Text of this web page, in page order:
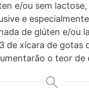
e/ou sem
e
de glúten e/ou
de xícara de gotas
o teor de